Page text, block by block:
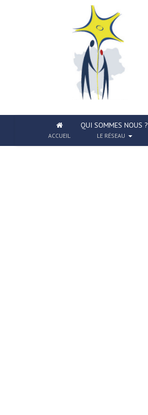
ACCUEIL
QUI SOMMES NOUS ?
LE RÉSEAU